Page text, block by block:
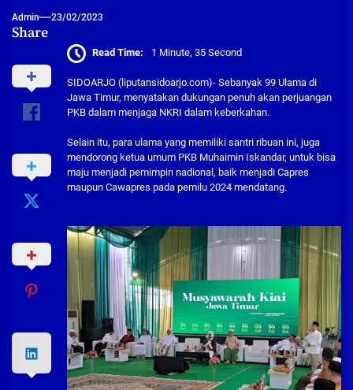
Admin 23/02/2023
Share
Read Time: 1 Minute, 35 Second
SIDOARJO (liputansidoarjo.com)- Sebanyak 99 Ulama di
Jawa Timur, menyatakan dukungan penuh akan perjuangan
PKB dalam menjaga NKRI dalam keberkahan.
Selain itu, para ulama yang memiliki santri ribuan ini, juga
mendorong ketua umum PKB Muhaimin Iskandar, untuk bisa
maju menjadi pemimpin nadional, baik menjadi Capres
maupun Cawapres pada pemilu 2024 mendatang.